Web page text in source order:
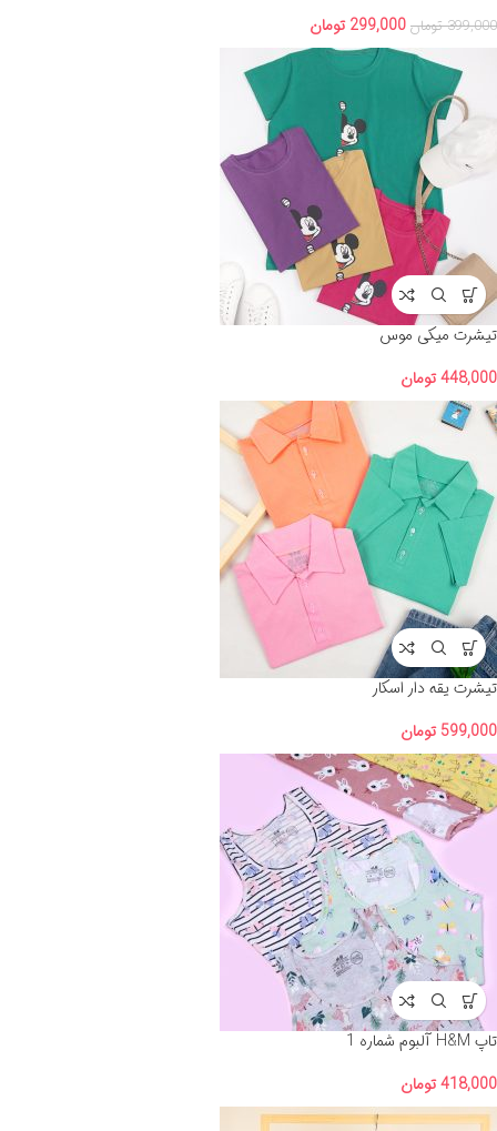
399,000 تومان 299,000 تومان
تیشرت میکی موس
448,000تومان
تیشرت یقه دار اسکار
599,000 تومان
تاپ H&M آلبوم شماره 1
418,000تومان